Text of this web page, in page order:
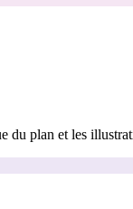
du plan et les